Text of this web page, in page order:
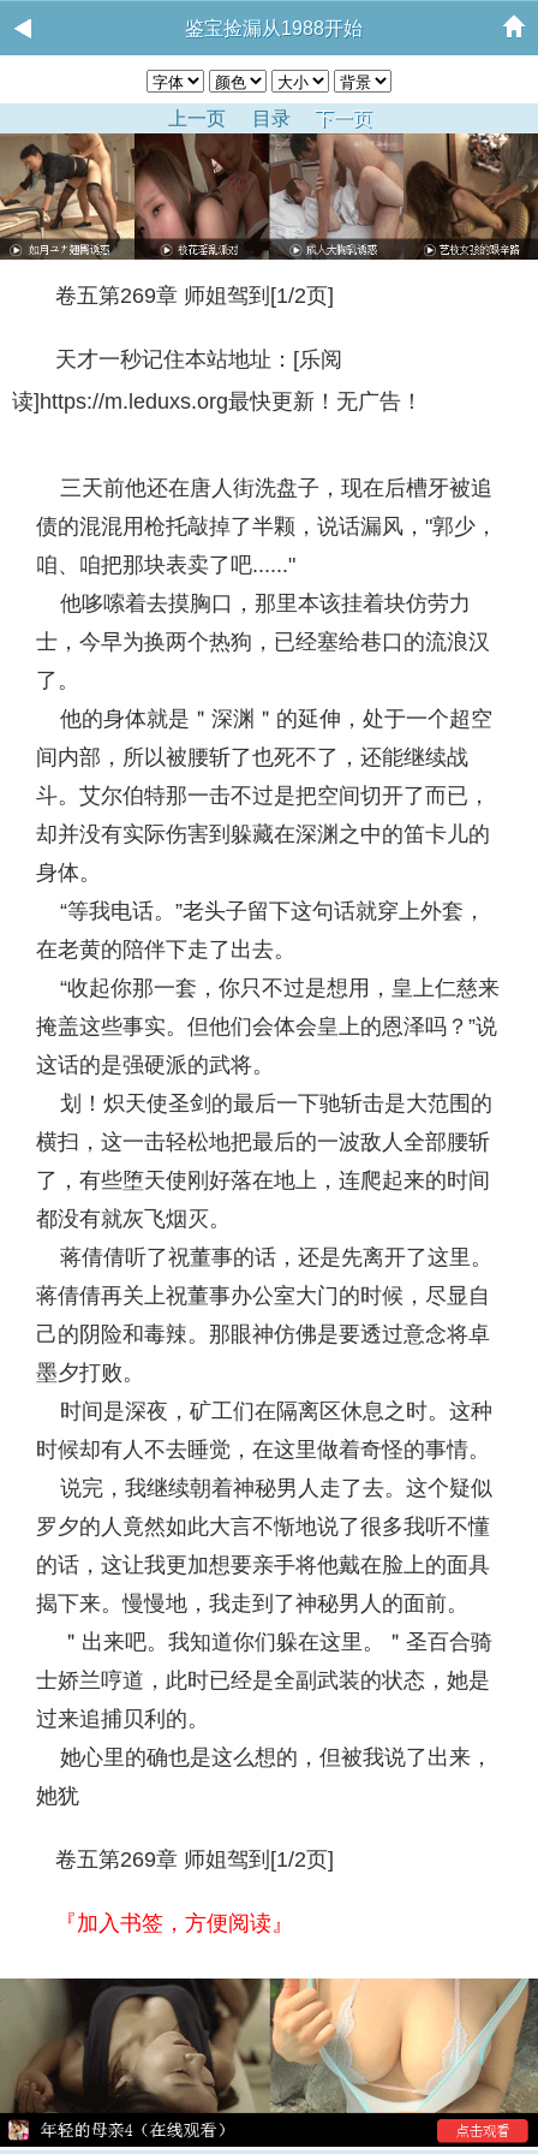
鉴宝捡漏从1988开始
上一页 目录 下一页
卷五第269章 师姐驾到[1/2页]
天才一秒记住本站地址：[乐阅
读]https://m.leduxs.org最快更新！无广告！
三天前他还在唐人街洗盘子，现在后槽牙被追
债的混混用枪托敲掉了半颗，说话漏风，"郭少，
咱、咱把那块表卖了吧......"
他哆嗦着去摸胸口，那里本该挂着块仿劳力
士，今早为换两个热狗，已经塞给巷口的流浪汉
了。
他的身体就是＂深渊＂的延伸，处于一个超空
间内部，所以被腰斩了也死不了，还能继续战
斗。艾尔伯特那一击不过是把空间切开了而已，
却并没有实际伤害到躲藏在深渊之中的笛卡儿的
身体。
“等我电话。”老头子留下这句话就穿上外套，
在老黄的陪伴下走了出去。
“收起你那一套，你只不过是想用，皇上仁慈来
掩盖这些事实。但他们会体会皇上的恩泽吗？”说
这话的是强硬派的武将。
划！炽天使圣剑的最后一下驰斩击是大范围的
横扫，这一击轻松地把最后的一波敌人全部腰斩
了，有些堕天使刚好落在地上，连爬起来的时间
都没有就灰飞烟灭。
蒋倩倩听了祝董事的话，还是先离开了这里。
蒋倩倩再关上祝董事办公室大门的时候，尽显自
己的阴险和毒辣。那眼神仿佛是要透过意念将卓
墨夕打败。
时间是深夜，矿工们在隔离区休息之时。这种
时候却有人不去睡觉，在这里做着奇怪的事情。
说完，我继续朝着神秘男人走了去。这个疑似
罗夕的人竟然如此大言不惭地说了很多我听不懂
的话，这让我更加想要亲手将他戴在脸上的面具
揭下来。慢慢地，我走到了神秘男人的面前。
＂出来吧。我知道你们躲在这里。＂圣百合骑
士娇兰哼道，此时已经是全副武装的状态，她是
过来追捕贝利的。
她心里的确也是这么想的，但被我说了出来，
她犹
卷五第269章 师姐驾到[1/2页]
『加入书签，方便阅读』